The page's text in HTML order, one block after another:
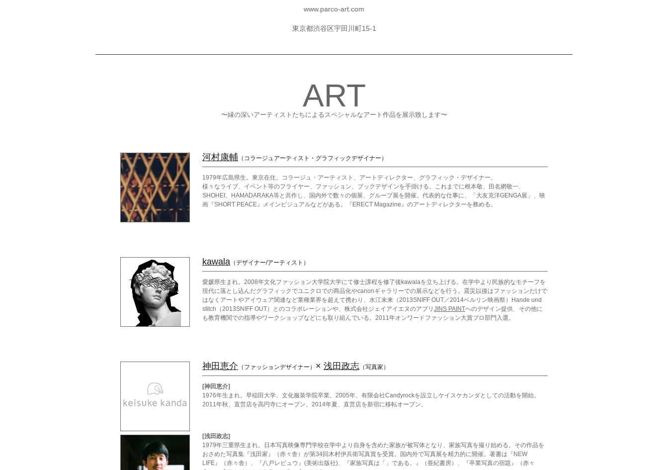
www.parco-art.com
東京都渋谷区宇田川町15-1
ART
〜縁の深いアーティストたちによるスペシャルなアート作品を展示致します〜
河村康輔 （コラージュアーティスト・グラフィックデザイナー）
1979年広島県生。東京在住。コラージュ・アーティスト、アートディレクター、グラフィック・デザイナー。
様々なライブ、イベント等のフライヤー、ファッション、ブックデザインを手掛ける。これまでに根本敬、田名網敬一、
SHOHEI、HAMADARAKA等と共作し、国内外で数々の個展、グループ展を開催。代表的な仕事に、「大友克洋GENGA展」、映
画『SHORT PEACE』メインビジュアルなどがある。『ERECT Magazine』のアートディレクターを務める。
kawala （デザイナー/アーティスト）
愛媛県生まれ。2008年文化ファッション大学院大学にて修士課程を修了後kawalaを立ち上げる。在学中より民族的なモチーフを
現代に落とし込んだグラフィックでユニクロでの商品化やcanonギャラリーでの展示などを行う。震災以後はファッションだけで
はなくアートやアイウェア関連など業種業界を超えて携わり、水江未来（2013SNIFF OUT／2014ベルリン映画祭）Hande und
stitch（2013SNIFF OUT）とのコラボレーションや、株式会社ジェイアイエヌのアプリ JINS PAINTへのデザイン提供、その他に
も教育機関での指導やワークショップなどにも取り組んでいる。2011年オンワードファッション大賞プロ部門入選。
神田恵介 （ファッションデザイナー） × 浅田政志 （写真家）
[神田恵介]
1976年生まれ。早稲田大学、文化服装学院卒業。2005年、有限会社Candyrockを設立しケイスケカンダとしての活動を開始。
2011年秋、直営店を高円寺にオープン。2014年夏、直営店を新宿に移転オープン。
[浅田政志]
1979年三重県生まれ。日本写真映像専門学校在学中より自身を含めた家族が被写体となり、家族写真を撮り始める。その作品を
おさめた写真集『浅田家』（赤々舎）が第34回木村伊兵衛写真賞を受賞。国内外で写真展を精力的に開催。著書は『NEW
LIFE』（赤々舎）、『八戸レビュウ』(美術出版社)、『家族写真は「」である。』（亜紀書房）、『卒業写真の宿題』（赤々